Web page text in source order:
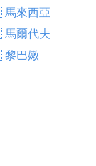
來西亞
爾代夫
巴嫩